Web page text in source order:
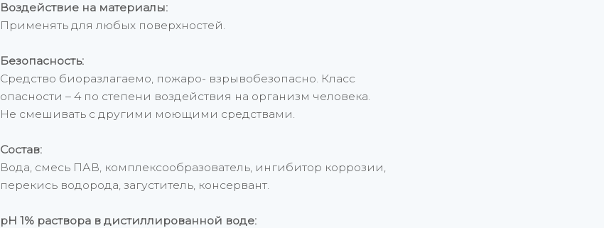
Воздействие на материалы:
Применять для любых поверхностей.
Безопасность:
Средство биоразлагаемо, пожаро- взрывобезопасно. Класс
опасности – 4 по степени воздействия на организм человека.
Не смешивать с другими моющими средствами.
Состав:
Вода, смесь ПАВ, комплексообразователь, ингибитор коррозии,
перекись водорода, загуститель, консервант.
рН 1% раствора в дистиллированной воде: